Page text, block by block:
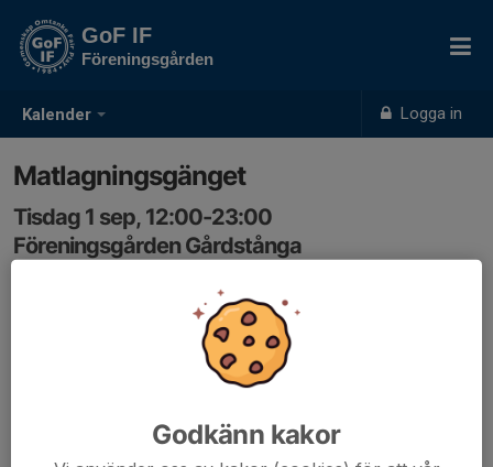
Kalender Logga in
GoF IF
Föreningsgården
Matlagningsgänget
Tisdag 1 sep, 12:00-23:00
Föreningsgården Gårdstånga
Godkänn kakor